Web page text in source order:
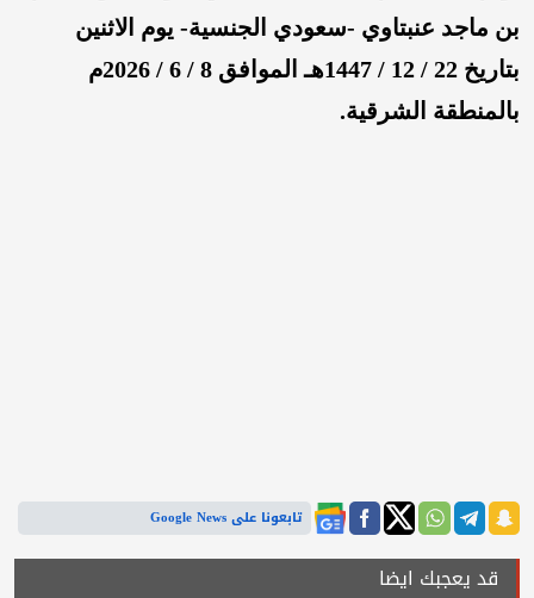
بن ماجد عنبتاوي -سعودي الجنسية- يوم الاثنين
بتاريخ 22 / 12 / 1447هـ الموافق 8 / 6 / 2026م
بالمنطقة الشرقية.
تابعونا على Google News
قد يعجبك ايضا